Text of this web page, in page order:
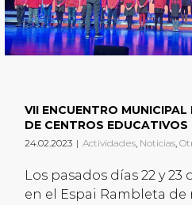
VII ENCUENTRO MUNICIPAL
DE CENTROS EDUCATIVOS
24.02.2023 | Actividades, Noticias,
Los pasados días 22 y 23
en el Espai Rambleta de